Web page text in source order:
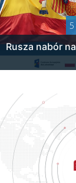
5
Rusza nabór